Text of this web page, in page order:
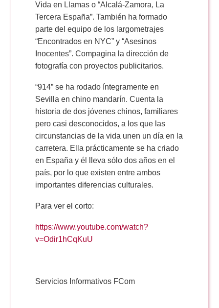
Vida en Llamas o “Alcalá-Zamora, La
Tercera España”. También ha formado
parte del equipo de los largometrajes
“Encontrados en NYC” y “Asesinos
Inocentes”. Compagina la dirección de
fotografía con proyectos publicitarios.
“914” se ha rodado íntegramente en
Sevilla en chino mandarín. Cuenta la
historia de dos jóvenes chinos, familiares
pero casi desconocidos, a los que las
circunstancias de la vida unen un día en la
carretera. Ella prácticamente se ha criado
en España y él lleva sólo dos años en el
país, por lo que existen entre ambos
importantes diferencias culturales.
Para ver el corto:
https://www.youtube.com/watch?
v=Odir1hCqKuU
Servicios Informativos FCom